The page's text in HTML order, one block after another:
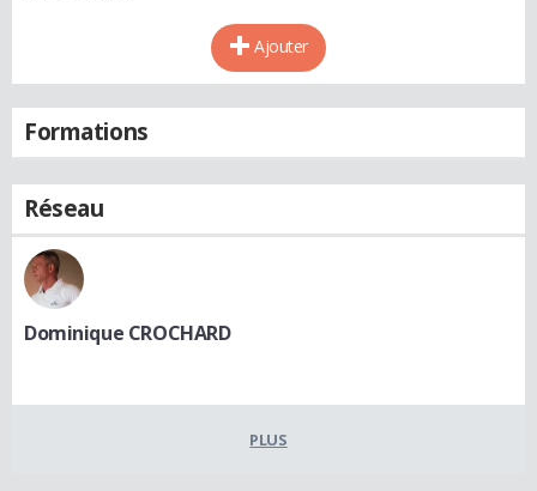
Ajouter
Formations
Réseau
Dominique CROCHARD
PLUS